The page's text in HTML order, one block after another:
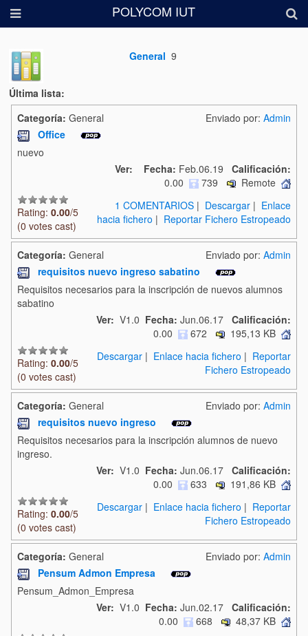
POLYCOM IUT
General 9
Última lista:
Categoría: General Enviado por: Admin
Office
nuevo
Ver:
Fecha: Feb.06.19 Calificación:
0.00
739 Remote
Rating: 0.00/5
(0 votes cast)
1 COMENTARIOS | Descargar | Enlace
hacia fichero | Reportar Fichero Estropeado
Categoría: General Enviado por: Admin
requisitos nuevo ingreso sabatino
Requisitos necesarios para la inscripción de nuevos alumnos
sabatino
Ver: V1.0 Fecha: Jun.06.17 Calificación:
0.00
672 195,13 KB
Rating: 0.00/5
(0 votes cast)
Descargar | Enlace hacia fichero | Reportar
Fichero Estropeado
Categoría: General Enviado por: Admin
requisitos nuevo ingreso
Requisitos necesarios para la inscripción alumnos de nuevo
ingreso.
Ver: V1.0 Fecha: Jun.06.17 Calificación:
0.00
633 191,86 KB
Rating: 0.00/5
(0 votes cast)
Descargar | Enlace hacia fichero | Reportar
Fichero Estropeado
Categoría: General Enviado por: Admin
Pensum Admon Empresa
Pensum_Admon_Empresa
Ver: V1.0 Fecha: Jun.02.17 Calificación:
0.00
668 48,37 KB